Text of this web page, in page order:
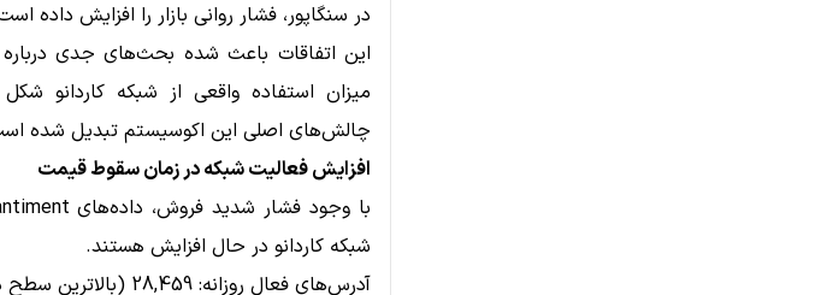
در سنگاپور، فشار روانی بازار را افزایش داده
این اتفاقات باعث شده بحث‌های جدی درباره
میزان استفاده واقعی از شبکه کاردانو
چالش‌های اصلی این اکوسیستم تبدیل شده
افزایش فعالیت شبکه در زمان سقوط قیمت
شبکه کاردانو در حال افزایش هستند.
آدرس‌های فعال روزانه: 28,459 (بالاترین سطح در 4 ماه اخیر)